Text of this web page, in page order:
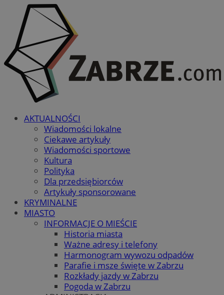
AKTUALNOŚCI
Wiadomości lokalne
Ciekawe artykuły
Wiadomości sportowe
Kultura
Polityka
Dla przedsiębiorców
Artykuły sponsorowane
KRYMINALNE
MIASTO
INFORMACJE O MIEŚCIE
Historia miasta
Ważne adresy i telefony
Harmonogram wywozu odpadów
Parafie i msze święte w Zabrzu
Rozkłady jazdy w Zabrzu
Pogoda w Zabrzu